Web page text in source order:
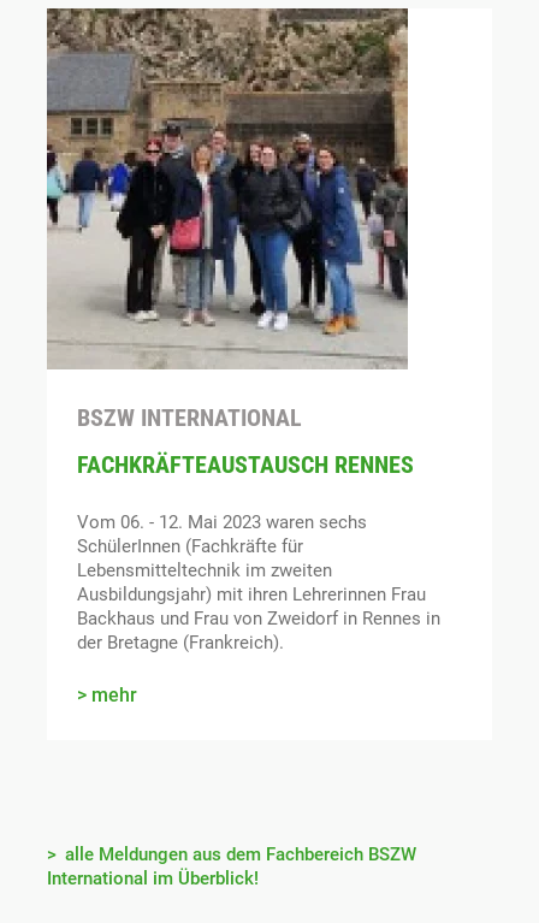
BSZW INTERNATIONAL
FACHKRÄFTEAUSTAUSCH RENNES
Vom 06. - 12. Mai 2023 waren sechs
SchülerInnen (Fachkräfte für
Lebensmitteltechnik im zweiten
Ausbildungsjahr) mit ihren Lehrerinnen Frau
Backhaus und Frau von Zweidorf in Rennes in
der Bretagne (Frankreich).
mehr
alle Meldungen aus dem Fachbereich BSZW
International im Überblick!